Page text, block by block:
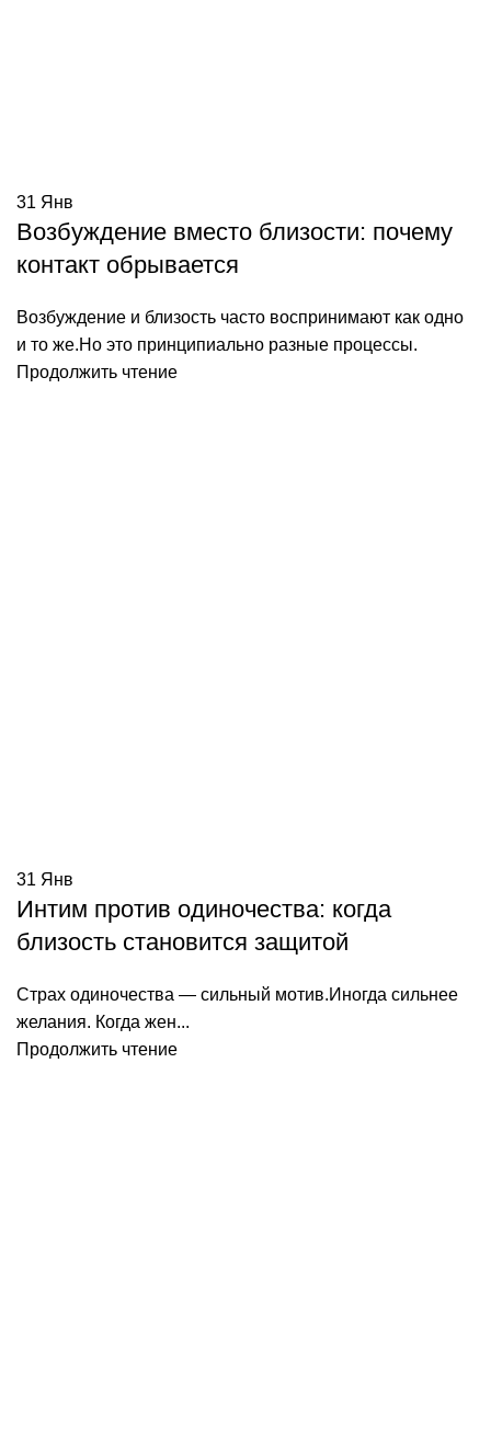
31 Янв
Возбуждение вместо близости: почему
контакт обрывается
Возбуждение и близость часто воспринимают как одно
и то же.Но это принципиально разные процессы.
Продолжить чтение
31 Янв
Интим против одиночества: когда
близость становится защитой
Страх одиночества — сильный мотив.Иногда сильнее
желания. Когда жен...
Продолжить чтение